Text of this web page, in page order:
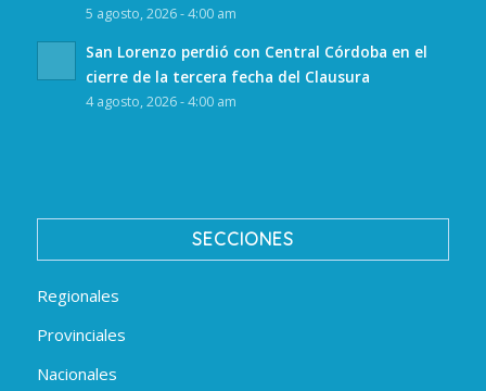
5 agosto, 2026 - 4:00 am
San Lorenzo perdió con Central Córdoba en el
cierre de la tercera fecha del Clausura
4 agosto, 2026 - 4:00 am
SECCIONES
Regionales
Provinciales
Nacionales